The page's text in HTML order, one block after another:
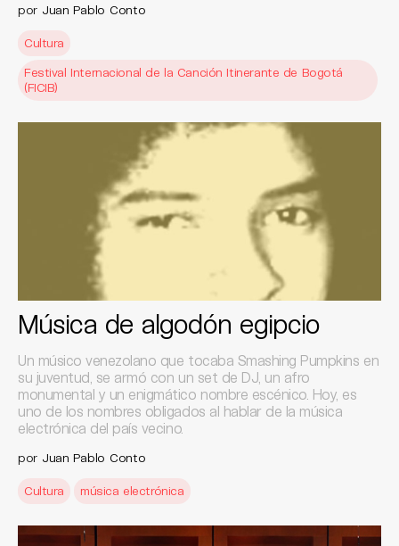
por Juan Pablo Conto
Cultura
Festival Internacional de la Canción Itinerante de Bogotá
(FICIB)
Música de algodón egipcio
Un músico venezolano que tocaba Smashing Pumpkins en
su juventud, se armó con un set de DJ, un afro
monumental y un enigmático nombre escénico. Hoy, es
uno de los nombres obligados al hablar de la música
electrónica del país vecino.
por Juan Pablo Conto
Cultura música electrónica